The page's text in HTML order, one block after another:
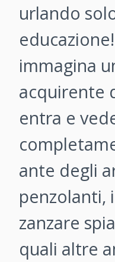
urlando
immagina
acquirente
entra e
ante degli
penzolanti,
zanzare
quali altre